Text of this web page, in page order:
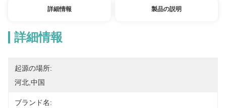
詳細情報 製品の説明
詳細情報
起源の場所:
河北,中国
ブランド名: